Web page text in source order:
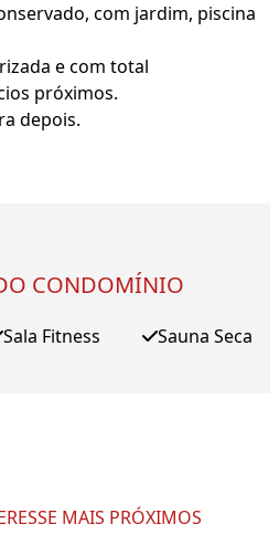
com jardim, piscina
e com total
próximos.
depois.
CONDOMÍNIO
Sala Fitness Sauna Seca
MAIS PRÓXIMOS